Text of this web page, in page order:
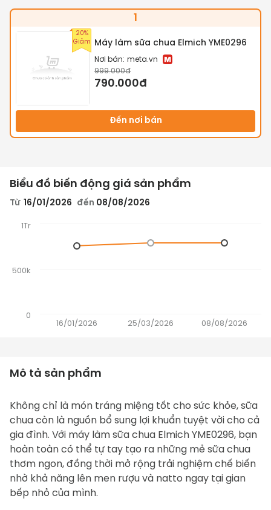
1
20%
Giảm
Máy làm sữa chua Elmich YME0296
Nơi bán: meta.vn
999.000đ
790.000đ
Đến nơi bán
Biểu đồ biến động giá sản phẩm
Từ 16/01/2026 đến 08/08/2026
0
500k
1Tr
16/01/2026 25/03/2026 08/08/2026
Mô tả sản phẩm
Không chỉ là món tráng miệng tốt cho sức khỏe, sữa
chua còn là nguồn bổ sung lợi khuẩn tuyệt vời cho cả
gia đình. Với máy làm sữa chua Elmich YME0296, bạn
hoàn toàn có thể tự tay tạo ra những mẻ sữa chua
thơm ngon, đồng thời mở rộng trải nghiệm chế biến
nhờ khả năng lên men rượu và natto ngay tại gian
bếp nhỏ của mình.